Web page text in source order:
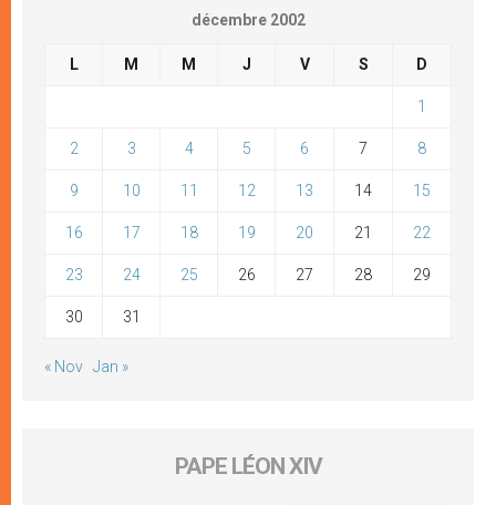
décembre 2002
L M M J V S D
1
2 3 4 5 6 7 8
9 10 11 12 13 14 15
16 17 18 19 20 21 22
23 24 25 26 27 28 29
30 31
« Nov Jan »
PAPE LÉON XIV